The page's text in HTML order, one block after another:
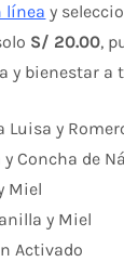
línea y
S/ 20.00,
y bienestar a
Luisa y
y Concha de
Miel
y Miel
Activado